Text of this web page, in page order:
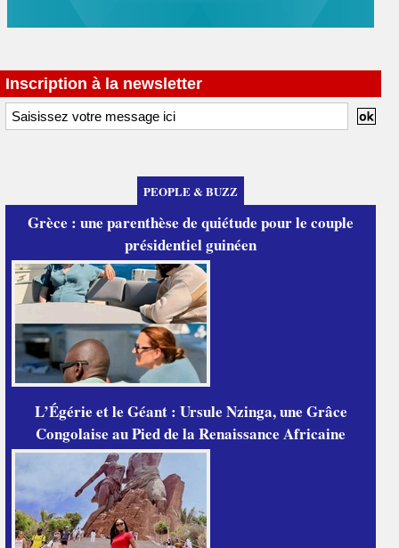
Inscription à la newsletter
PEOPLE & BUZZ
Grèce : une parenthèse de quiétude pour le couple
présidentiel guinéen
L’Égérie et le Géant : Ursule Nzinga, une Grâce
Congolaise au Pied de la Renaissance Africaine